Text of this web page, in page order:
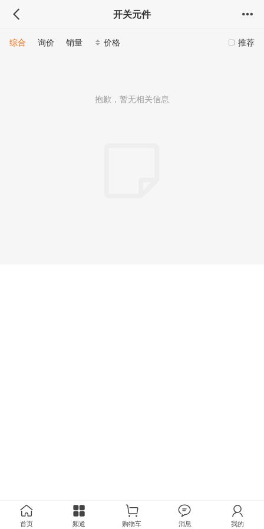
开关元件
推荐
综合 询价 销量 价格
抱歉，暂无相关信息
首页 频道 购物车 消息 我的